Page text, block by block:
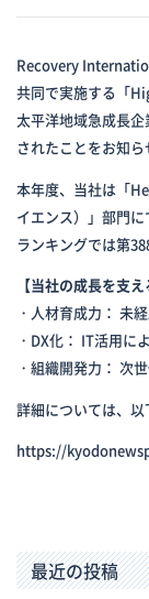
Recovery
共同で実施する「
太平洋地域急成長
されたことをお知ら
本年度、当社は「
イエンス）」部門
ランキングでは第
【当社の成長を支
・人材育成力： 未
・DX化： IT活用に
・組織開発力： 次
詳細については、以
https://
最近の投稿